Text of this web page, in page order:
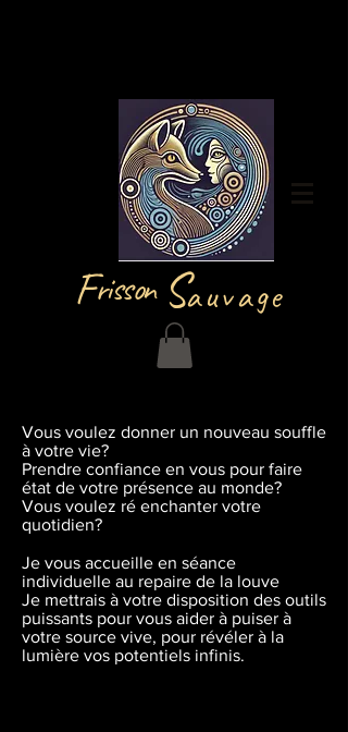
Frisson auvage
Iniciar sesión
S
Vous voulez donner un nouveau souffle
à votre vie?
Prendre confiance en vous pour faire
état de votre présence au monde?
Vous voulez ré enchanter votre
quotidien?
Je vous accueille en séance
individuelle au repaire de la louve
Je mettrais à votre disposition des outils
puissants pour vous aider à puiser à
votre source vive, pour révéler à la
lumière vos potentiels infinis.